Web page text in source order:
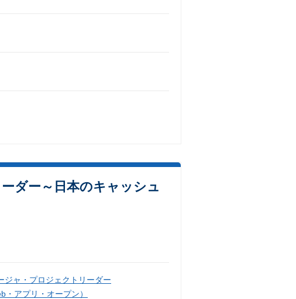
ダー～日本のキャッシュ
ジャ・プロジェクトリーダー
アプリ・オープン）